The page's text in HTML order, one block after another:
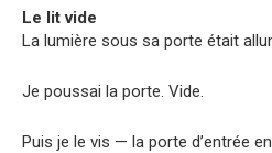
Le lit vide
La lumière sous sa porte était
Je poussai la porte. Vide.
Puis je le vis — la porte d’entrée